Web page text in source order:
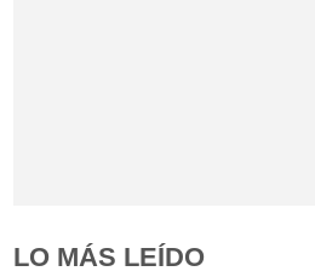
LO MÁS LEÍDO